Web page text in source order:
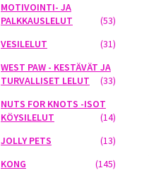
MOTIVOINTI- JA
PALKKAUSLELUT
(53)
VESILELUT
(31)
WEST PAW - KESTÄVÄT JA
TURVALLISET LELUT
(33)
NUTS FOR KNOTS -ISOT
KÖYSILELUT
(14)
JOLLY PETS
(13)
KONG
(145)